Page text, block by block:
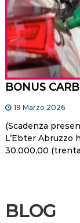
BONUS
19 Marzo 2026
(Scadenza
L’Ebter Abruzzo
30.000,00
BLOG